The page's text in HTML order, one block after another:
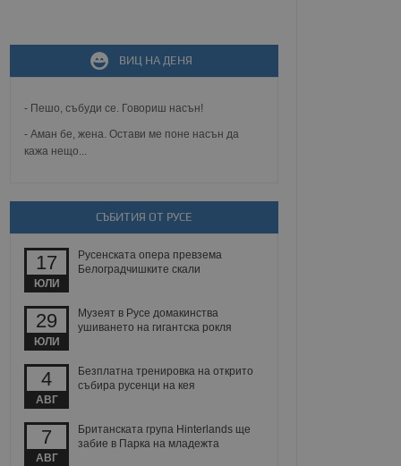
ВИЦ НА ДЕНЯ
- Пешо, събуди се. Говориш насън!
- Аман бе, жена. Остави ме поне насън да
кажа нещо...
СЪБИТИЯ ОТ РУСЕ
17
ЮЛИ
Русенската опера превзема
Белоградчишките скали
29
ЮЛИ
Музеят в Русе домакинства
ушиването на гигантска рокля
4
АВГ
Безплатна тренировка на открито
събира русенци на кея
7
АВГ
Британската група Hinterlands ще
забие в Парка на младежта
зададена от уеб
неразрешеното
Той не съдържа
при затваряне
на съгласието на
политики и
че техните
между хората
за да се правят
уебсайт.
на
на бисквитките,
съответствие и
и
и предоставя
използва
потребител може